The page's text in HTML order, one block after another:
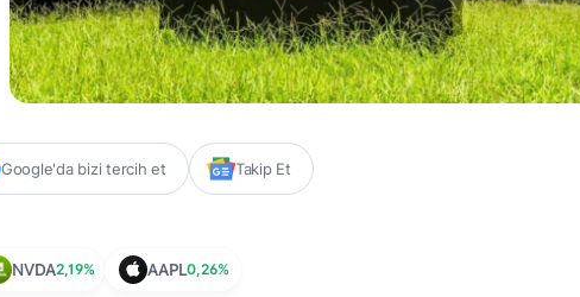
Google'da bizi tercih et Takip Et
NVDA2,19% AAPL0,26%